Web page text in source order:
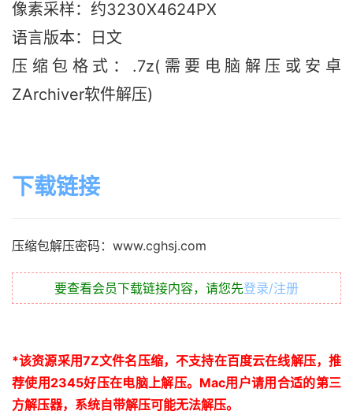
像素采样：约3230X4624PX
语言版本：日文
压缩包格式：.7z(需要电脑解压或安卓
ZArchiver软件解压)
下载链接
压缩包解压密码：www.cghsj.com
要查看会员下载链接内容，请您先登录/注册
*该资源采用7Z文件名压缩，不支持在百度云在线解压，推
荐使用2345好压在电脑上解压。 Mac用户请用合适的第三
方解压器，系统自带解压可能无法解压。